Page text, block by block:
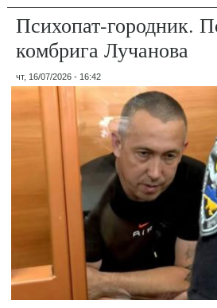
Психопат-городник.
комбрига Лучанова
чт, 16/07/2026 - 16:42